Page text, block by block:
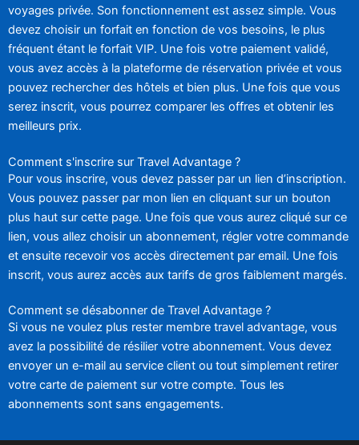
voyages privée. Son fonctionnement est assez simple. Vous
devez choisir un forfait en fonction de vos besoins, le plus
fréquent étant le forfait VIP. Une fois votre paiement validé,
vous avez accès à la plateforme de réservation privée et vous
pouvez rechercher des hôtels et bien plus. Une fois que vous
serez inscrit, vous pourrez comparer les offres et obtenir les
meilleurs prix.
Comment s'inscrire sur Travel Advantage ?
Pour vous inscrire, vous devez passer par un lien d’inscription.
Vous pouvez passer par mon lien en cliquant sur un bouton
plus haut sur cette page. Une fois que vous aurez cliqué sur ce
lien, vous allez choisir un abonnement, régler votre commande
et ensuite recevoir vos accès directement par email. Une fois
inscrit, vous aurez accès aux tarifs de gros faiblement margés.
Comment se désabonner de Travel Advantage ?
Si vous ne voulez plus rester membre travel advantage, vous
avez la possibilité de résilier votre abonnement. Vous devez
envoyer un e-mail au service client ou tout simplement retirer
votre carte de paiement sur votre compte. Tous les
abonnements sont sans engagements.